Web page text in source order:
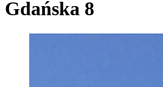
Gdańska 8